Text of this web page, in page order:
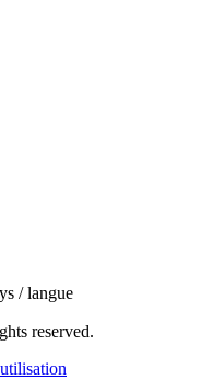
/ langue
reserved.